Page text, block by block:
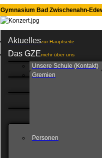
Gymnasium Bad Zwischenahn-
Aktuelleszur Hauptseite
Das GZEmehr über uns
Unsere Schule (Kontakt)
Gremien
Personen